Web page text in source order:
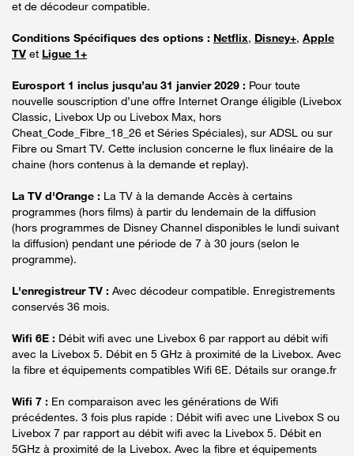
et de décodeur compatible.
Conditions Spécifiques des options : Netflix, Disney+, Apple
TV et Ligue 1+
Eurosport 1 inclus jusqu’au 31 janvier 2029 : Pour toute
nouvelle souscription d’une offre Internet Orange éligible (Livebox
Classic, Livebox Up ou Livebox Max, hors
Cheat_Code_Fibre_18_26 et Séries Spéciales), sur ADSL ou sur
Fibre ou Smart TV. Cette inclusion concerne le flux linéaire de la
chaine (hors contenus à la demande et replay).
La TV d'Orange : La TV à la demande Accès à certains
programmes (hors films) à partir du lendemain de la diffusion
(hors programmes de Disney Channel disponibles le lundi suivant
la diffusion) pendant une période de 7 à 30 jours (selon le
programme).
L'enregistreur TV : Avec décodeur compatible. Enregistrements
conservés 36 mois.
Wifi 6E : Débit wifi avec une Livebox 6 par rapport au débit wifi
avec la Livebox 5. Débit en 5 GHz à proximité de la Livebox. Avec
la fibre et équipements compatibles Wifi 6E. Détails sur orange.fr
Wifi 7 : En comparaison avec les générations de Wifi
précédentes. 3 fois plus rapide : Débit wifi avec une Livebox S ou
Livebox 7 par rapport au débit wifi avec la Livebox 5. Débit en
5GHz à proximité de la Livebox. Avec la fibre et équipements